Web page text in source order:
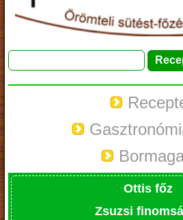
Ottis főz
Zsuzsi